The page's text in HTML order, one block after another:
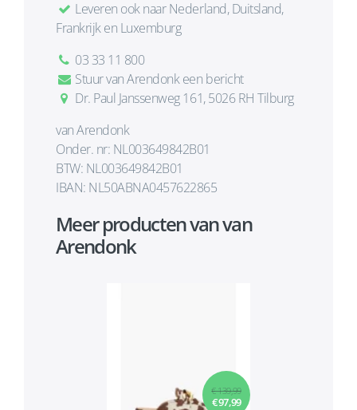
Leveren ook naar Nederland, Duitsland,
Frankrijk en Luxemburg
03 33 11 800
Stuur van Arendonk een bericht
Dr. Paul Janssenweg 161, 5026 RH Tilburg
van Arendonk
Onder. nr: NL003649842B01
BTW: NL003649842B01
IBAN: NL50ABNA0457622865
Meer producten van van
Arendonk
€ 139,99
€ 97,99